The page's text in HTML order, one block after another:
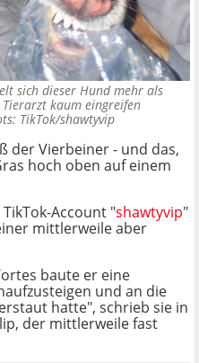
sich dieser Hund mehr als
kaum eingreifen
TikTok/shawtyvip
der Vierbeiner - und das,
hoch oben auf einem
Account "shawtyvip"
mittlerweile aber
baute er eine
und an die
hatte", schrieb sie in
der mittlerweile fast